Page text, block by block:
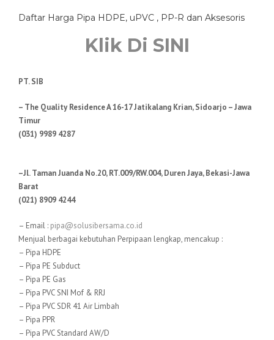
Daftar Harga Pipa HDPE, uPVC , PP-R dan Aksesoris
Klik Di SINI
PT. SIB
– The Quality Residence A 16-17 Jatikalang Krian, Sidoarjo – Jawa
Timur
(031) 9989 4287
–Jl. Taman Juanda No.20, RT.009/RW.004, Duren Jaya, Bekasi-Jawa
Barat
(021) 8909 4244
– Email : pipa@solusibersama.co.id
Menjual berbagai kebutuhan Perpipaan lengkap, mencakup :
– Pipa HDPE
– Pipa PE Subduct
– Pipa PE Gas
– Pipa PVC SNI Mof & RRJ
– Pipa PVC SDR 41 Air Limbah
– Pipa PPR
– Pipa PVC Standard AW/D